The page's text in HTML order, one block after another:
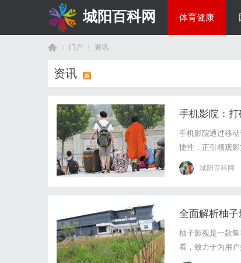
城阳百科网 体育健康
门户 资讯
资讯
手机影院：
手机影院通过移
捷性，正引领观影
城阳百科网
全面解析柚
柚子影视是一款
看，致力于为用户